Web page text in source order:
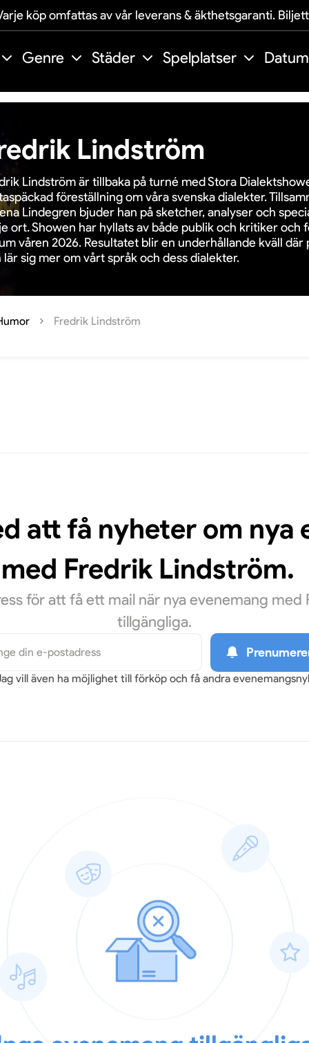
köp omfattas av vår leverans & äkthetsgaranti.
Genre Städer Spelplatser Datum
Lindström
Lindström är tillbaka på turné med Stora
föreställning om våra svenska dialekter.
Lindegren bjuder han på sketcher, analyser och
ort. Showen har hyllats av både publik och kritiker och
våren 2026. Resultatet blir en underhållande kväll
lär sig mer om vårt språk och dess dialekter.
Fredrik Lindström
att få nyheter om nya
med Fredrik Lindström.
för att få ett mail när nya evenemang med
tillgängliga.
vill även ha möjlighet till förköp och få andra